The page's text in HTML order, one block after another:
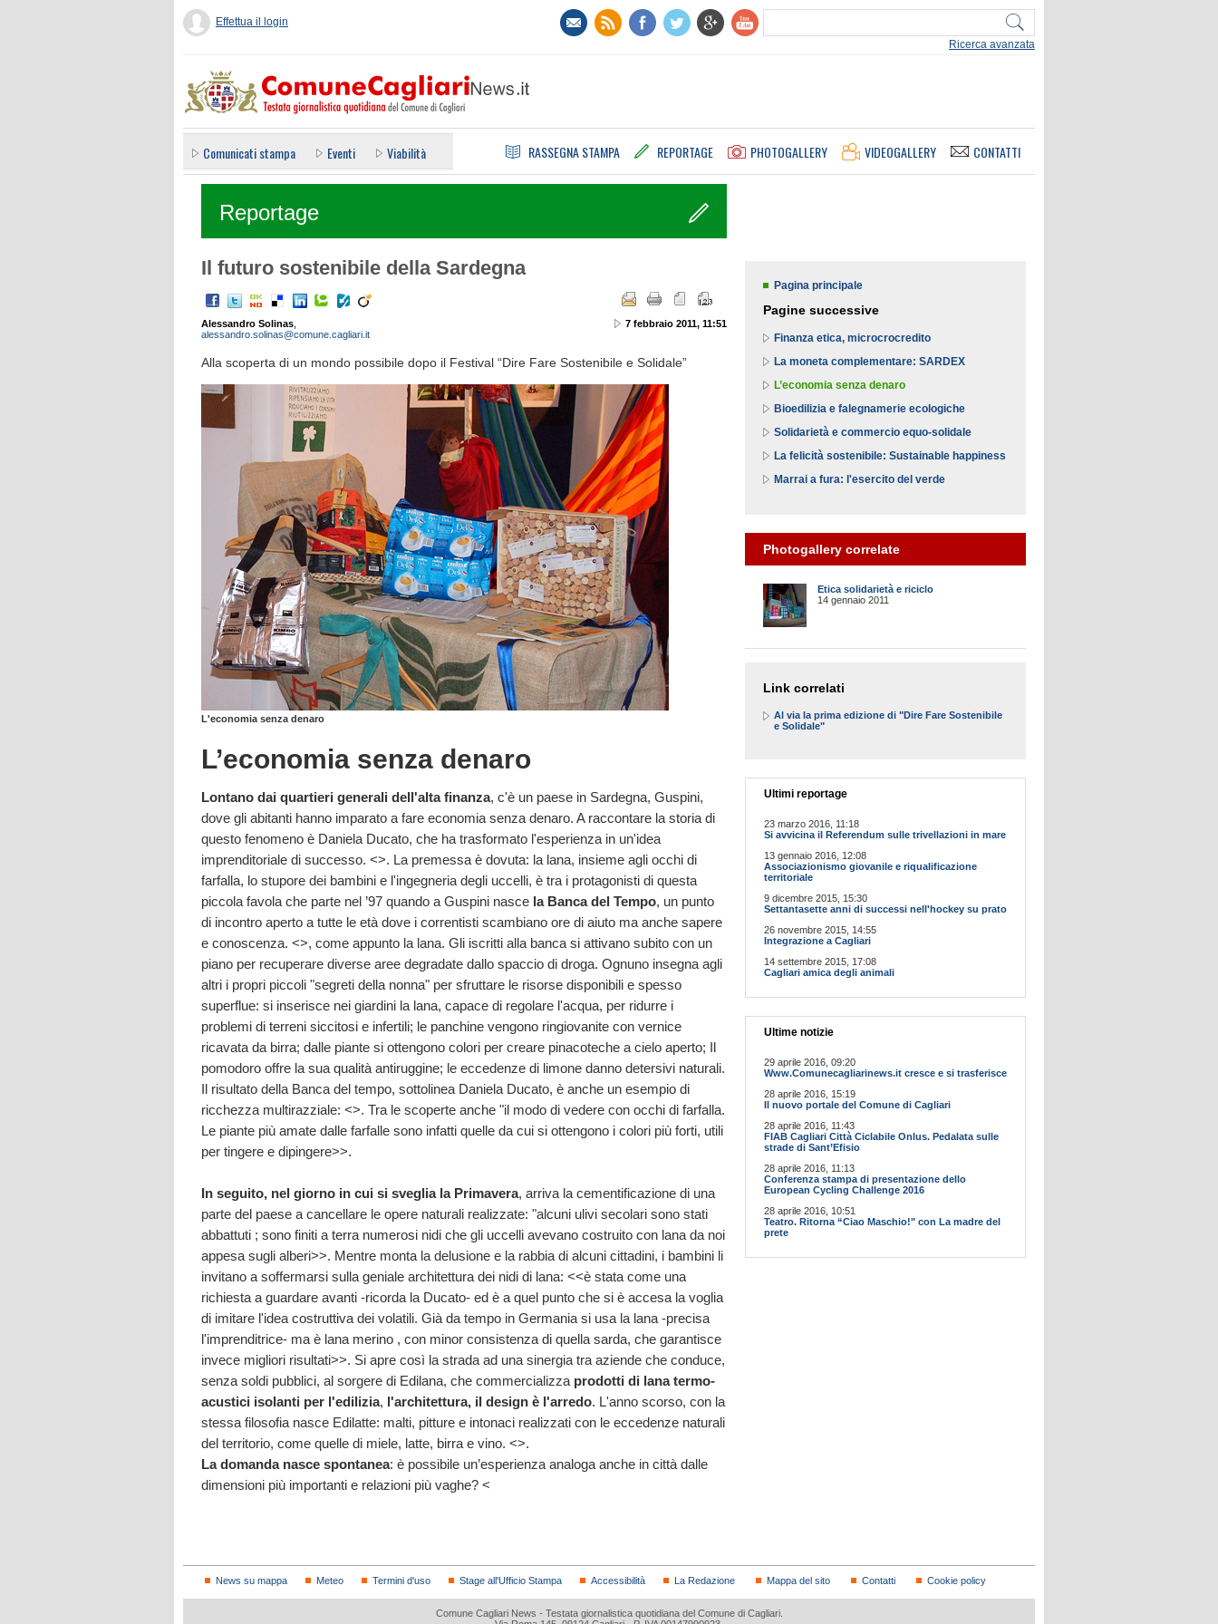
Ricerca avanzata
Effettua il login
Comunicati stampa Eventi Viabilità RASSEGNA STAMPA REPORTAGE PHOTOGALLERY VIDEOGALLERY CONTATTI
Reportage
Il futuro sostenibile della Sardegna
Alessandro Solinas
alessandro.solinas@comune.cagliari.it
7 febbraio 2011, 11:51
Alla scoperta di un mondo possibile dopo il Festival “Dire Fare Sostenibile e Solidale”
L'economia senza denaro
L’economia senza denaro
Lontano dai quartieri generali dell'alta finanza, c'è un paese in Sardegna, Guspini,
dove gli abitanti hanno imparato a fare economia senza denaro. A raccontare la storia di
questo fenomeno è Daniela Ducato, che ha trasformato l'esperienza in un'idea
imprenditoriale di successo. <>. La premessa è dovuta: la lana, insieme agli occhi di
farfalla, lo stupore dei bambini e l'ingegneria degli uccelli, è tra i protagonisti di questa
piccola favola che parte nel ’97 quando a Guspini nasce la Banca del Tempo, un punto
di incontro aperto a tutte le età dove i correntisti scambiano ore di aiuto ma anche sapere
e conoscenza. <>, come appunto la lana. Gli iscritti alla banca si attivano subito con un
piano per recuperare diverse aree degradate dallo spaccio di droga. Ognuno insegna agli
altri i propri piccoli "segreti della nonna" per sfruttare le risorse disponibili e spesso
superflue: si inserisce nei giardini la lana, capace di regolare l'acqua, per ridurre i
problemi di terreni siccitosi e infertili; le panchine vengono ringiovanite con vernice
ricavata da birra; dalle piante si ottengono colori per creare pinacoteche a cielo aperto; Il
pomodoro offre la sua qualità antiruggine; le eccedenze di limone danno detersivi naturali.
Il risultato della Banca del tempo, sottolinea Daniela Ducato, è anche un esempio di
ricchezza multirazziale: <>. Tra le scoperte anche "il modo di vedere con occhi di farfalla.
Le piante più amate dalle farfalle sono infatti quelle da cui si ottengono i colori più forti, utili
per tingere e dipingere>>.
In seguito, nel giorno in cui si sveglia la Primavera, arriva la cementificazione di una
parte del paese a cancellare le opere naturali realizzate: "alcuni ulivi secolari sono stati
abbattuti ; sono finiti a terra numerosi nidi che gli uccelli avevano costruito con lana da noi
appesa sugli alberi>>. Mentre monta la delusione e la rabbia di alcuni cittadini, i bambini li
invitano a soffermarsi sulla geniale architettura dei nidi di lana: <<è stata come una
richiesta a guardare avanti -ricorda la Ducato- ed è a quel punto che si è accesa la voglia
di imitare l'idea costruttiva dei volatili. Già da tempo in Germania si usa la lana -precisa
l'imprenditrice- ma è lana merino , con minor consistenza di quella sarda, che garantisce
invece migliori risultati>>. Si apre così la strada ad una sinergia tra aziende che conduce,
senza soldi pubblici, al sorgere di Edilana, che commercializza prodotti di lana termo-
acustici isolanti per l'edilizia, l'architettura, il design è l'arredo. L'anno scorso, con la
stessa filosofia nasce Edilatte: malti, pitture e intonaci realizzati con le eccedenze naturali
del territorio, come quelle di miele, latte, birra e vino. <>.
La domanda nasce spontanea: è possibile un’esperienza analoga anche in città dalle
dimensioni più importanti e relazioni più vaghe? <
Pagina principale
Pagine successive
Finanza etica, microcrocredito
La moneta complementare: SARDEX
L’economia senza denaro
Bioedilizia e falegnamerie ecologiche
Solidarietà e commercio equo-solidale
La felicità sostenibile: Sustainable happiness
Marrai a fura: l'esercito del verde
Photogallery correlate
Etica solidarietà e riciclo
14 gennaio 2011
Link correlati
Al via la prima edizione di "Dire Fare Sostenibile
e Solidale"
Ultimi reportage
23 marzo 2016, 11:18
Si avvicina il Referendum sulle trivellazioni in mare
13 gennaio 2016, 12:08
Associazionismo giovanile e riqualificazione
territoriale
9 dicembre 2015, 15:30
Settantasette anni di successi nell'hockey su prato
26 novembre 2015, 14:55
Integrazione a Cagliari
14 settembre 2015, 17:08
Cagliari amica degli animali
Ultime notizie
29 aprile 2016, 09:20
Www.Comunecagliarinews.it cresce e si trasferisce
28 aprile 2016, 15:19
Il nuovo portale del Comune di Cagliari
28 aprile 2016, 11:43
FIAB Cagliari Città Ciclabile Onlus. Pedalata sulle
strade di Sant’Efisio
28 aprile 2016, 11:13
Conferenza stampa di presentazione dello
European Cycling Challenge 2016
28 aprile 2016, 10:51
Teatro. Ritorna “Ciao Maschio!" con La madre del
prete
News su mappa Meteo Termini d'uso Stage all'Ufficio Stampa Accessibilità La Redazione Mappa del sito Contatti Cookie policy
Comune Cagliari News - Testata giornalistica quotidiana del Comune di Cagliari.